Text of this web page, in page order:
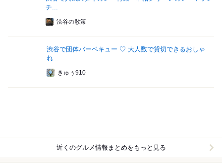
チ...
渋谷の散策
渋谷で団体バーベキュー ♡ 大人数で貸切できるおしゃ
れ...
きゅぅ910
近くのグルメ情報まとめをもっと見る